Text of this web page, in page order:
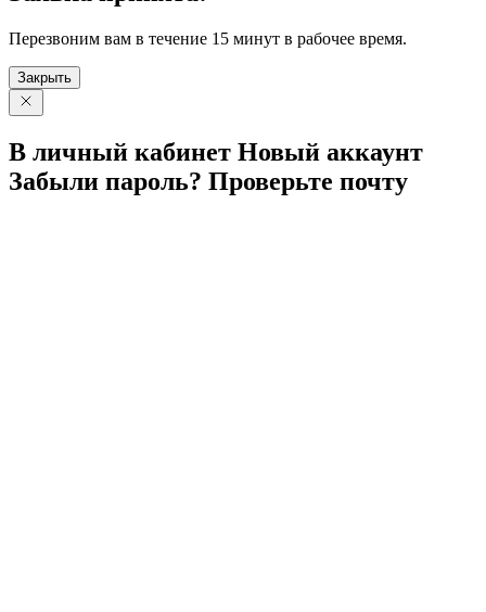
Перезвоним вам в течение 15 минут в рабочее время.
Закрыть
В личный кабинет Новый аккаунт
Забыли пароль? Проверьте почту